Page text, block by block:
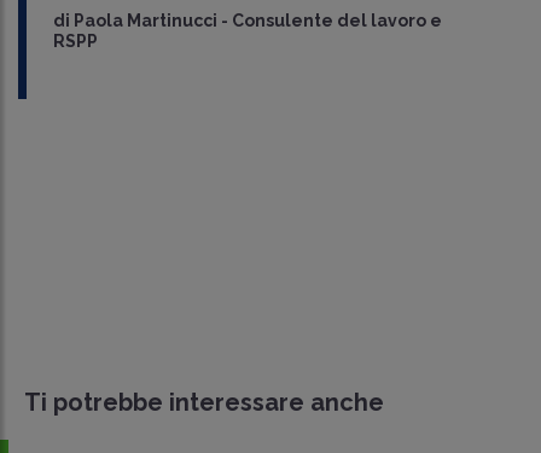
di Paola Martinucci - Consulente del lavoro e
RSPP
Ti potrebbe interessare anche